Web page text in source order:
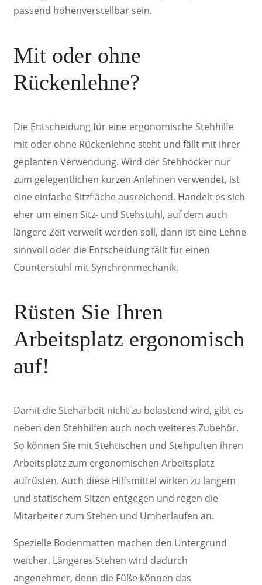
passend höhenverstellbar sein.
Mit oder ohne
Rückenlehne?
Die Entscheidung für eine ergonomische Stehhilfe
mit oder ohne Rückenlehne steht und fällt mit ihrer
geplanten Verwendung. Wird der Stehhocker nur
zum gelegentlichen kurzen Anlehnen verwendet, ist
eine einfache Sitzfläche ausreichend. Handelt es sich
eher um einen Sitz- und Stehstuhl, auf dem auch
längere Zeit verweilt werden soll, dann ist eine Lehne
sinnvoll oder die Entscheidung fällt für einen
Counterstuhl mit Synchronmechanik.
Rüsten Sie Ihren
Arbeitsplatz ergonomisch
auf!
Damit die Steharbeit nicht zu belastend wird, gibt es
neben den Stehhilfen auch noch weiteres Zubehör.
So können Sie mit Stehtischen und Stehpulten ihren
Arbeitsplatz zum ergonomischen Arbeitsplatz
aufrüsten. Auch diese Hilfsmittel wirken zu langem
und statischem Sitzen entgegen und regen die
Mitarbeiter zum Stehen und Umherlaufen an.
Spezielle Bodenmatten machen den Untergrund
weicher. Längeres Stehen wird dadurch
angenehmer, denn die Füße können das